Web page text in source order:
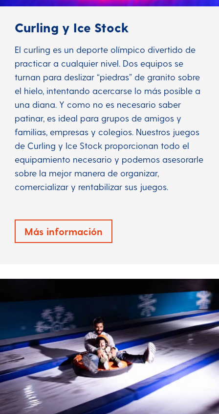
Curling y Ice Stock
El curling es un deporte olímpico divertido de
practicar a cualquier nivel. Dos equipos se
turnan para deslizar “piedras” de granito sobre
el hielo, intentando acercarse lo más posible a
una diana. Y como no es necesario saber
patinar, es ideal para grupos de amigos y
familias, empresas y colegios. Nuestros juegos
de Curling y Ice Stock proporcionan todo el
equipamiento necesario y podemos asesorarle
sobre la mejor manera de organizar,
comercializar y rentabilizar sus juegos.
Más información